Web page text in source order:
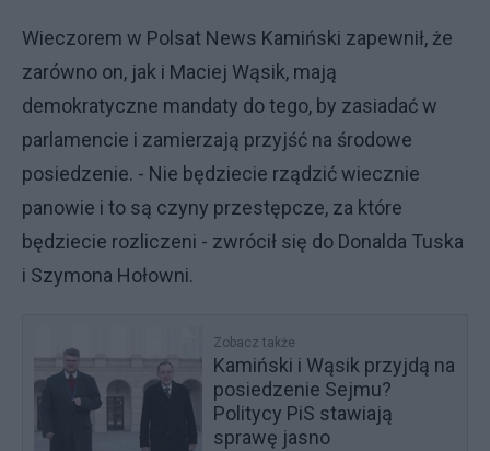
Wieczorem w Polsat News Kamiński zapewnił, że
zarówno on, jak i Maciej Wąsik, mają
demokratyczne mandaty do tego, by zasiadać w
parlamencie i zamierzają przyjść na środowe
posiedzenie. - Nie będziecie rządzić wiecznie
panowie i to są czyny przestępcze, za które
będziecie rozliczeni - zwrócił się do Donalda Tuska
i Szymona Hołowni.
Zobacz także
Kamiński i Wąsik przyjdą na
posiedzenie Sejmu?
Politycy PiS stawiają
sprawę jasno